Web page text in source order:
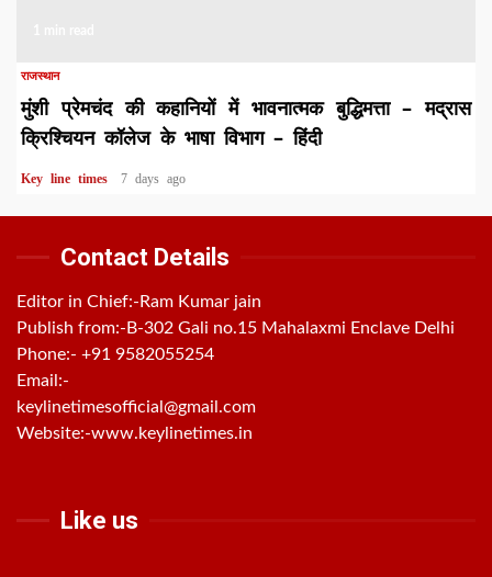
राजस्थान
मुंशी प्रेमचंद की कहानियों में भावनात्मक बुद्धिमत्ता – मद्रास
क्रिश्चियन कॉलेज के भाषा विभाग – हिंदी
Key line times 7 days ago
Contact Details
Editor in Chief:-Ram Kumar jain
Publish from:- B-302 Gali no.15 Mahalaxmi Enclave Delhi
Phone:- +91 9582055254
Email:-
keylinetimesofficial@gmail.com
Website:-www.keylinetimes.in
Like us